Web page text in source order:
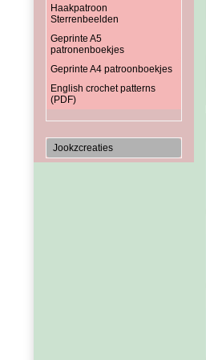
Haakpatroon
Sterrenbeelden
Geprinte A5
patronenboekjes
Geprinte A4 patroonboekjes
English crochet patterns
(PDF)
Jookzcreaties